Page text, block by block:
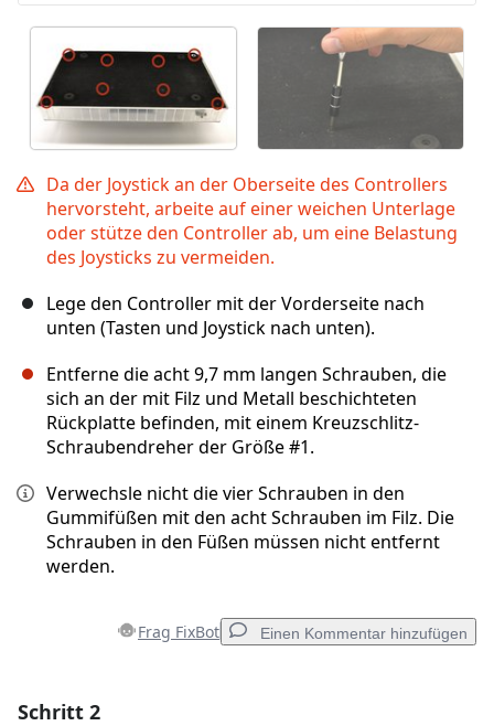
Da der Joystick an der Oberseite des Controllers
hervorsteht, arbeite auf einer weichen Unterlage
oder stütze den Controller ab, um eine Belastung
des Joysticks zu vermeiden.
Lege den Controller mit der Vorderseite nach
unten (Tasten und Joystick nach unten).
Entferne die acht 9,7 mm langen Schrauben, die
sich an der mit Filz und Metall beschichteten
Rückplatte befinden, mit einem Kreuzschlitz-
Schraubendreher der Größe #1.
Verwechsle nicht die vier Schrauben in den
Gummifüßen mit den acht Schrauben im Filz. Die
Schrauben in den Füßen müssen nicht entfernt
werden.
Frag FixBot Einen Kommentar hinzufügen
Schritt 2